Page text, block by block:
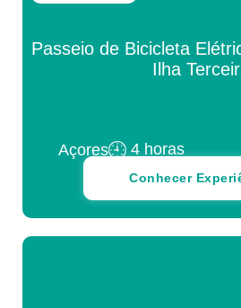
Passeio de Bicicleta
Ilha
Açores 4 horas
Conhecer